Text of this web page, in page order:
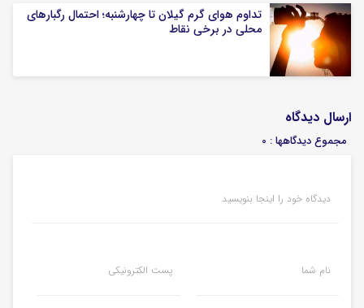
تداوم هوای گرم گیلان تا چهارشنبه؛ احتمال رگبارهای
محلی در برخی نقاط
ارسال دیدگاه
مجموع دیدگاهها : 0
دیدگاه خود را اینجا بنویسید
نام شما پست الکترونیکی